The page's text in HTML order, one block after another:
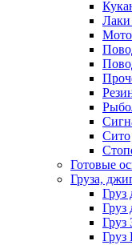
Сито
Готовые
Груза,
Груз
Груз
Груз
Груз